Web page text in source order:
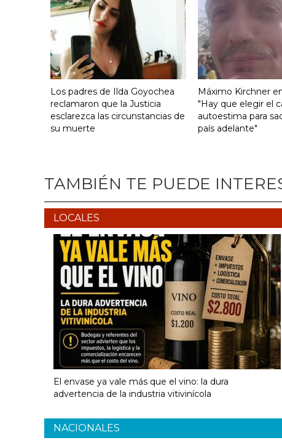
Los padres de Ilda Goyochea
reclamaron que la Justicia
esclarezca las circunstancias de
su muerte
Máximo Kirchner
"Hay que elegir el
autoestima para
país adelante"
TAMBIÉN TE PUEDE
LOCALES
El envase ya vale más que el vino: la dura
advertencia de la industria vitivinícola
NACIONALES